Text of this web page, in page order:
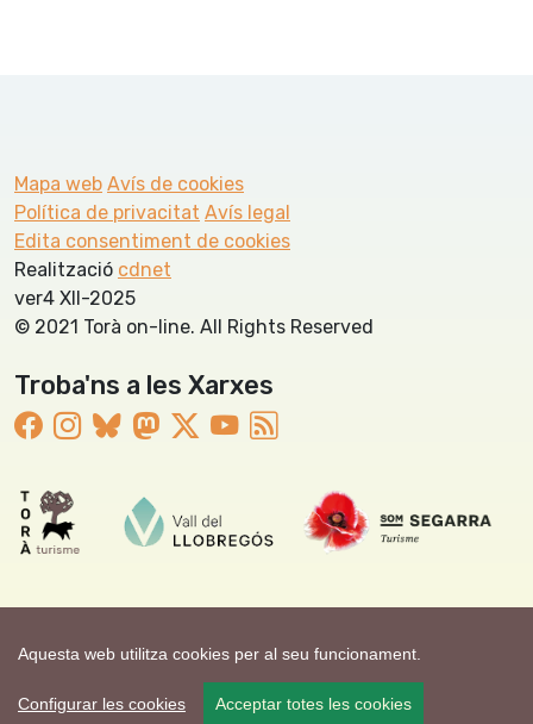
Aquesta web utilitza cookies per al seu funcionament.
Configurar les cookies Acceptar totes les cookies
Mapa web Avís de cookies
Política de privacitat Avís legal
Edita consentiment de cookies
Realització cdnet
ver4 XII-2025
© 2021 Torà on-line. All Rights Reserved
Troba'ns a les Xarxes